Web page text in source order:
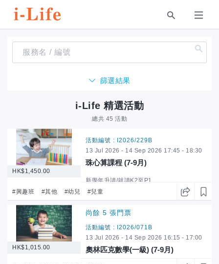
篩選結果
i-Life 精選活動
總共 45 活動
HK$1,450.00
活動編號 : I2026/229B
13 Jul 2026 - 14 Sep 2026 17:45 - 18:30
珠心算課程 (7-9月)
新學年升讀/就讀K2至P1
#興趣班
#其他 #幼兒 #兒童
HK$1,015.00
尚餘 5 張門票
活動編號 : I2026/071B
13 Jul 2026 - 14 Sep 2026 16:15 - 17:00
奧林匹克數學(一級) (7-9月)